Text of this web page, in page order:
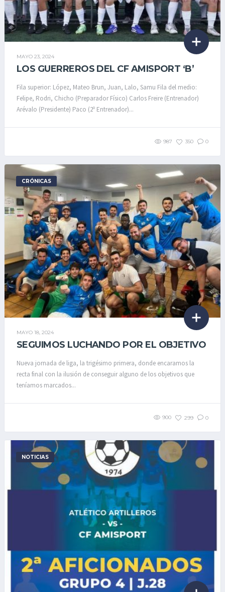
MAYO 23, 2024
LOS GUERREROS DEL CF AMISPORT ‘B’
Fila superior: López, Mateo Brun, Juan, Lalo, Samu Fila del medio:
Felipe, Rodri, Chicho (Preparador Físico) Carlos Freire (Entrenador)
Arévalo (Presidente) Paco (2º Entrenador)...
987 350 0
CRÓNICAS
MAYO 18, 2024
SEGUIMOS LUCHANDO POR EL OBJETIVO
Nueva jornada de liga, la trigésimo primera, donde encaramos la
recta final con la ilusión de conseguir alguno de los objetivos que
teníamos marcados...
900 299 0
NOTICIAS